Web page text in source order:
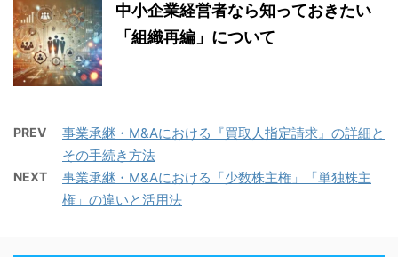
中小企業経営者なら知っておきたい
「組織再編」について
PREV
事業承継・M&Aにおける『買取人指定請求』の詳細と
その手続き方法
NEXT
事業承継・M&Aにおける「少数株主権」「単独株主
権」の違いと活用法